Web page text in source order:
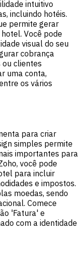
intuitivo
incluindo hotéis.
permite gerar
Você pode
visual do seu
cobrança
clientes
uma conta,
os vários
para criar
simples permite
importantes para
você pode
para incluir
e impostos.
moedas, sendo
Comece
'Fatura' e
com a identidade